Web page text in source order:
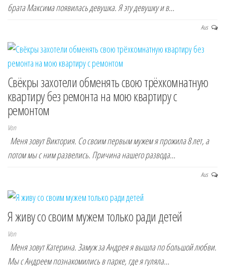
брата Максима появилась девушка. Я эту девушку и в…
Aus
Свёкры захотели обменять свою трёхкомнатную
квартиру без ремонта на мою квартиру с
ремонтом
Von
Меня зовут Виктория. Со своим первым мужем я прожила 8 лет, а
потом мы с ним развелись. Причина нашего развода…
Aus
Я живу со своим мужем только ради детей
Von
Меня зовут Катерина. Замуж за Андрея я вышла по большой любви.
Мы с Андреем познакомились в парке, где я гуляла…